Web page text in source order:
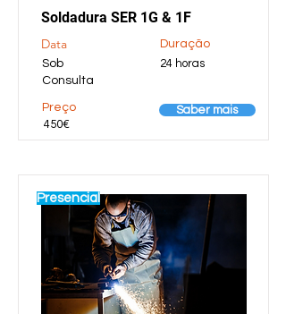
Soldadura SER 1G & 1F
Data
Sob
Consulta
Preço
450€
Duração
24 horas
Saber mais
Presencial